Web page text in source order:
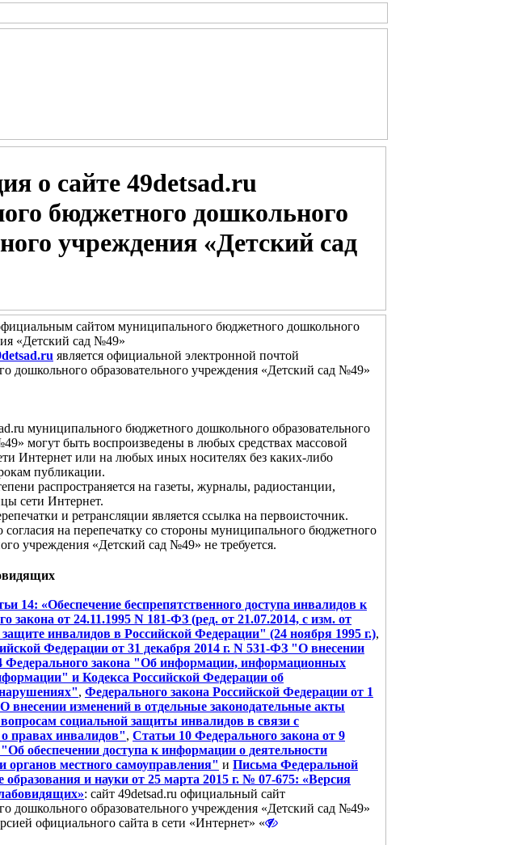
о сайте 49detsad.ru
бюджетного дошкольного
учреждения «Детский сад
сайтом муниципального бюджетного дошкольного
«Детский сад №49»
является официальной электронной почтой
дошкольного образовательного учреждения «Детский сад №49»
муниципального бюджетного дошкольного образовательного
могут быть воспроизведены в любых средствах массовой
Интернет или на любых иных носителях без каких-либо
публикации.
распространяется на газеты, журналы, радиостанции,
сети Интернет.
и ретрансляции является ссылка на первоисточник.
согласия на перепечатку со стороны муниципального бюджетного
учреждения «Детский сад №49» не требуется.
14: «Обеспечение беспрепятственного доступа инвалидов к
закона от 24.11.1995 N 181-ФЗ (ред. от 21.07.2014, с изм. от
инвалидов в Российской Федерации" (24 ноября 1995 г.),
Федерации от 31 декабря 2014 г. N 531-ФЗ "О внесении
Федерального закона "Об информации, информационных
и Кодекса Российской Федерации об
, Федерального закона Российской Федерации от 1
внесении изменений в отдельные законодательные акты
социальной защиты инвалидов в связи с
правах инвалидов", Статьи 10 Федерального закона от 9
обеспечении доступа к информации о деятельности
органов местного самоуправления" и Письма Федеральной
и науки от 25 марта 2015 г. № 07-675: «Версия
: сайт 49detsad.ru официальный сайт
дошкольного образовательного учреждения «Детский сад №49»
официального сайта в сети «Интернет» «